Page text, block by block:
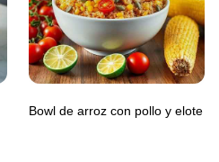
Bowl de arroz con pollo y elote